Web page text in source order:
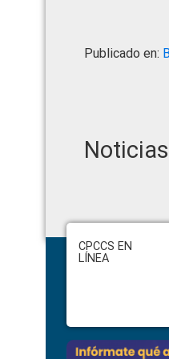
Publicado en:
Footer
CPCCS EN
LÍNEA